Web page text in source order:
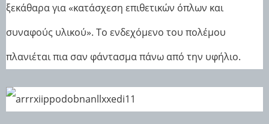
ξεκάθαρα για «κατάσχεση επιθετικών όπλων και
συναφούς υλικού». Το ενδεχόμενο του πολέμου
πλανιέται πια σαν φάντασμα πάνω από την υφήλιο.